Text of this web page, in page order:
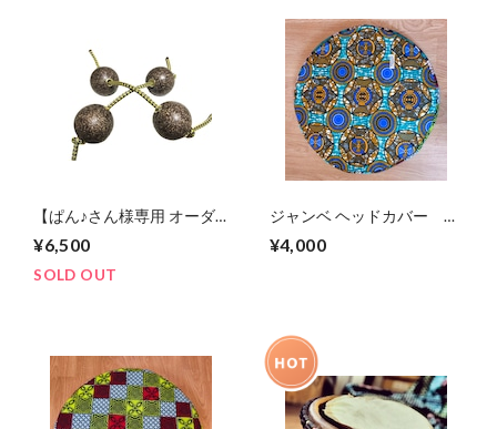
【ぱん♪さん様専用 オーダ
ラト ヤシガラMix
¥6,500
SOLD OUT
ジャンベ ヘッドカバー 大
¥4,000